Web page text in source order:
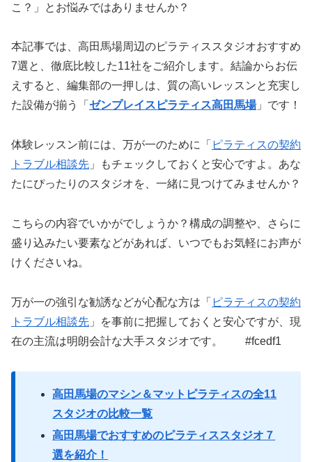
こ？」とお悩みではありませんか？
本記事では、高田馬場周辺のピラティススタジオおすすめ
7選と、徹底比較した11社をご紹介します。結論からお伝
えすると、編集部の一押しは、質の高いレッスンと充実し
た設備が揃う「 ゼンプレイスピラティス高田馬場」です！
体験レッスン前には、万が一のために「 ピラティスの契約
トラブル相談先 」もチェックしておくと安心ですよ。あな
たにぴったりのスタジオを、一緒に見つけてみませんか？
こちらの内容でいかがでしょうか？構成の調整や、さらに
盛り込みたい要素などがあれば、いつでもお気軽にお声が
けくださいね。
万が一の強引な勧誘などが心配な方は「 ピラティスの契約
トラブル相談先 」を事前に把握しておくと安心ですが、現
在の主流は明朗会計な大手スタジオです。 #fcedf1
高田馬場のマシン＆マットピラティスの全11
スタジオの比較一覧
高田馬場でおすすめのピラティススタジオ７
選を紹介！